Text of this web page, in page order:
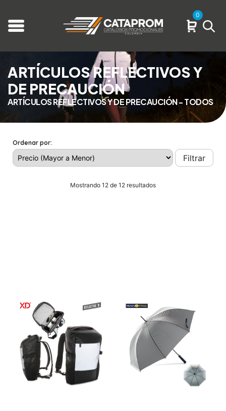
0
ARTÍCULOS REFLECTIVOS Y
DE PRECAUCIÓN
ARTÍCULOS REFLECTIVOS Y DE PRECAUCIÓN - TODOS
Ordenar por:
Filtrar
Mostrando 12 de 12 resultados